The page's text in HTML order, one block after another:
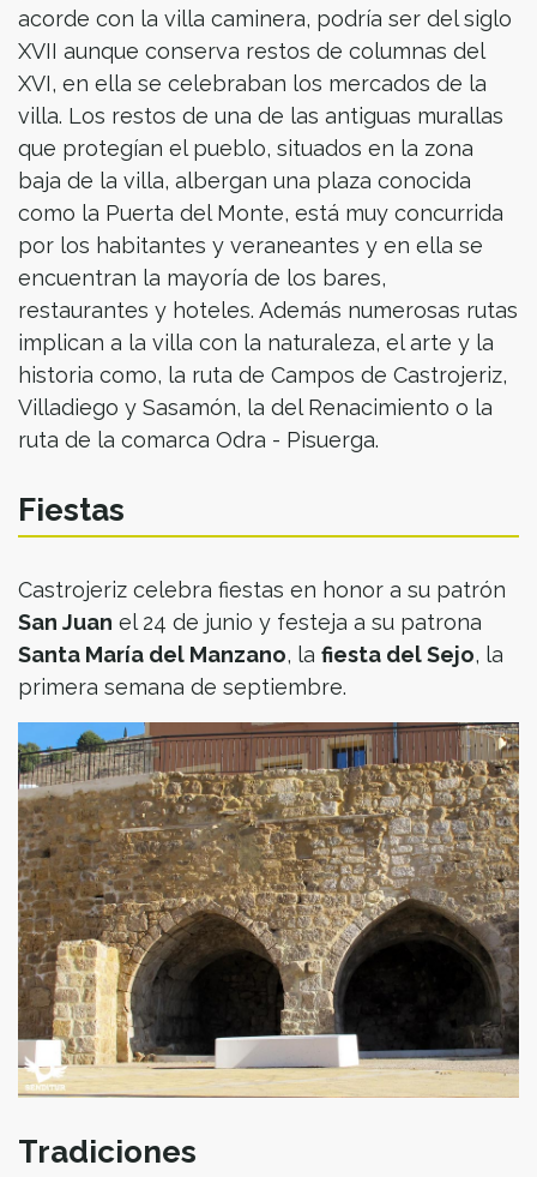
acorde con la villa caminera, podría ser del siglo
XVII aunque conserva restos de columnas del
XVI, en ella se celebraban los mercados de la
villa. Los restos de una de las antiguas murallas
que protegían el pueblo, situados en la zona
baja de la villa, albergan una plaza conocida
como la Puerta del Monte, está muy concurrida
por los habitantes y veraneantes y en ella se
encuentran la mayoría de los bares,
restaurantes y hoteles. Además numerosas rutas
implican a la villa con la naturaleza, el arte y la
historia como, la ruta de Campos de Castrojeriz,
Villadiego y Sasamón, la del Renacimiento o la
ruta de la comarca Odra - Pisuerga.
Fiestas
Castrojeriz celebra fiestas en honor a su patrón
San Juan el 24 de junio y festeja a su patrona
Santa María del Manzano, la fiesta del Sejo, la
primera semana de septiembre.
Tradiciones